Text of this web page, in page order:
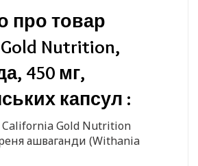
про товар
Nutrition,
450 мг,
капсул :
California Gold Nutrition
ашваганди (Withania